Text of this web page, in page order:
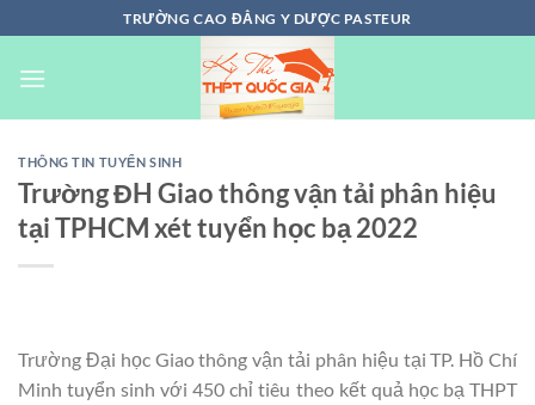
đến
nội
TRƯỜNG CAO ĐẲNG Y DƯỢC PASTEUR
THÔNG TIN TUYỂN SINH
Trường ĐH Giao thông vận tải phân hiệu
tại TPHCM xét tuyển học bạ 2022
Trường Đại học Giao thông vận tải phân hiệu tại TP. Hồ Chí
Minh tuyển sinh với 450 chỉ tiêu theo kết quả học bạ THPT